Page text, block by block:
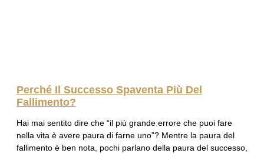
Perché Il Successo Spaventa Più Del
Fallimento?
Hai mai sentito dire che “il più grande errore che puoi fare
nella vita è avere paura di farne uno”? Mentre la paura del
fallimento è ben nota, pochi parlano della paura del successo,